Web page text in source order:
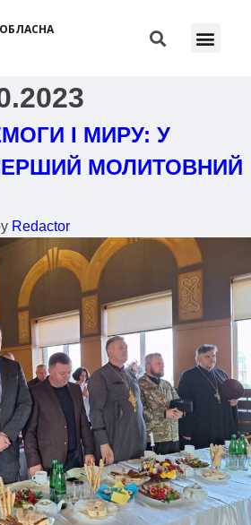
І МИРУ: У
МОЛИТОВНИЙ
Redactor